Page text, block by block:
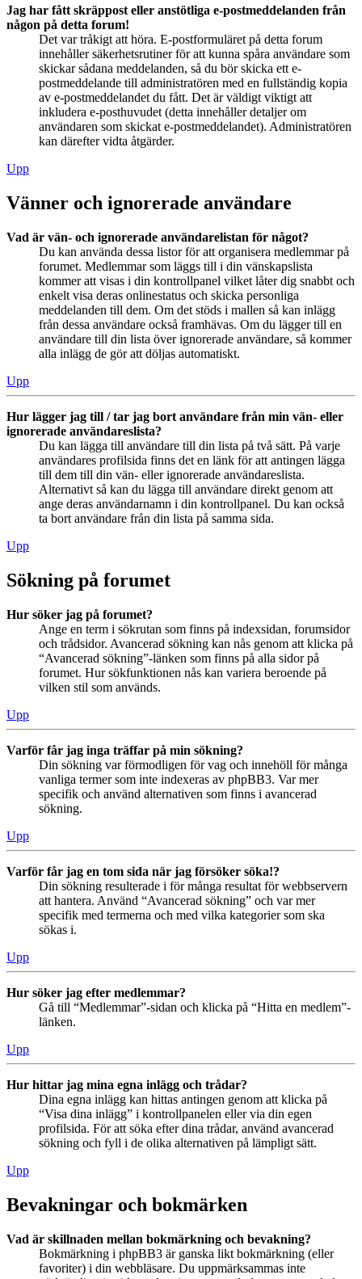
Jag har fått skräppost eller anstötliga e-postmeddelanden från
någon på detta forum!
Det var tråkigt att höra. E-postformuläret på detta forum
innehåller säkerhetsrutiner för att kunna spåra användare som
skickar sådana meddelanden, så du bör skicka ett e-
postmeddelande till administratören med en fullständig kopia
av e-postmeddelandet du fått. Det är väldigt viktigt att
inkludera e-posthuvudet (detta innehåller detaljer om
användaren som skickat e-postmeddelandet). Administratören
kan därefter vidta åtgärder.
Upp
Vänner och ignorerade användare
Vad är vän- och ignorerade användarelistan för något?
Du kan använda dessa listor för att organisera medlemmar på
forumet. Medlemmar som läggs till i din vänskapslista
kommer att visas i din kontrollpanel vilket låter dig snabbt och
enkelt visa deras onlinestatus och skicka personliga
meddelanden till dem. Om det stöds i mallen så kan inlägg
från dessa användare också framhävas. Om du lägger till en
användare till din lista över ignorerade användare, så kommer
alla inlägg de gör att döljas automatiskt.
Upp
Hur lägger jag till / tar jag bort användare från min vän- eller
ignorerade användareslista?
Du kan lägga till användare till din lista på två sätt. På varje
användares profilsida finns det en länk för att antingen lägga
till dem till din vän- eller ignorerade användareslista.
Alternativt så kan du lägga till användare direkt genom att
ange deras användarnamn i din kontrollpanel. Du kan också
ta bort användare från din lista på samma sida.
Upp
Sökning på forumet
Hur söker jag på forumet?
Ange en term i sökrutan som finns på indexsidan, forumsidor
och trådsidor. Avancerad sökning kan nås genom att klicka på
“Avancerad sökning”-länken som finns på alla sidor på
forumet. Hur sökfunktionen nås kan variera beroende på
vilken stil som används.
Upp
Varför får jag inga träffar på min sökning?
Din sökning var förmodligen för vag och innehöll för många
vanliga termer som inte indexeras av phpBB3. Var mer
specifik och använd alternativen som finns i avancerad
sökning.
Upp
Varför får jag en tom sida när jag försöker söka!?
Din sökning resulterade i för många resultat för webbservern
att hantera. Använd “Avancerad sökning” och var mer
specifik med termerna och med vilka kategorier som ska
sökas i.
Upp
Hur söker jag efter medlemmar?
Gå till “Medlemmar”-sidan och klicka på “Hitta en medlem”-
länken.
Upp
Hur hittar jag mina egna inlägg och trådar?
Dina egna inlägg kan hittas antingen genom att klicka på
“Visa dina inlägg” i kontrollpanelen eller via din egen
profilsida. För att söka efter dina trådar, använd avancerad
sökning och fyll i de olika alternativen på lämpligt sätt.
Upp
Bevakningar och bokmärken
Vad är skillnaden mellan bokmärkning och bevakning?
Bokmärkning i phpBB3 är ganska likt bokmärkning (eller
favoriter) i din webbläsare. Du uppmärksammas inte